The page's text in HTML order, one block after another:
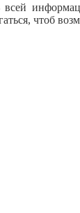
чтоб